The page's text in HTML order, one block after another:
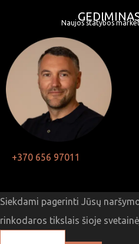
Naujos statybos
+370 656 97011
Siekdami pagerinti Jūsų
rinkodaros tikslais šioje